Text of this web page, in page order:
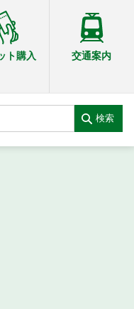
ト購入 交通案内
検索